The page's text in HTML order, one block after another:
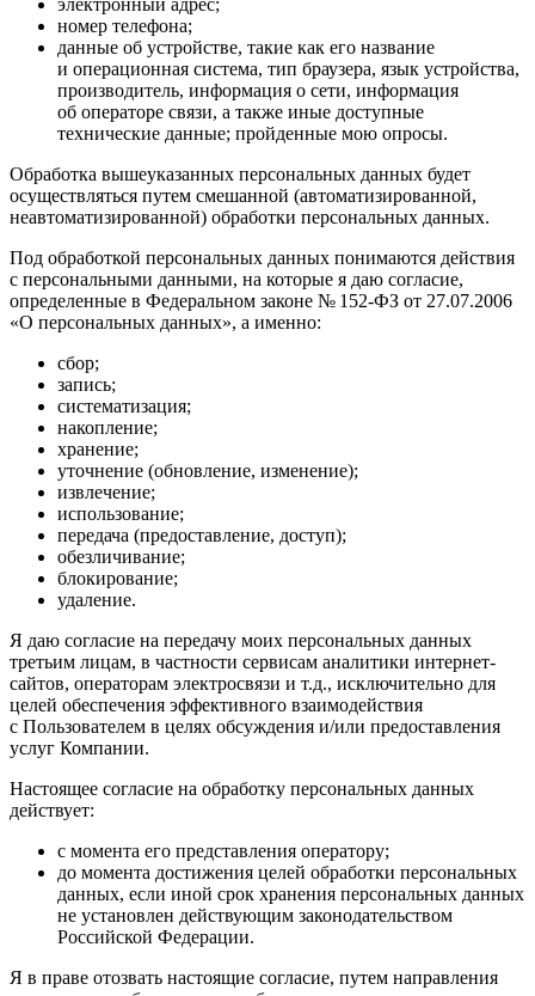
номер телефона;
данные об устройстве, такие как его название
и операционная система, тип браузера, язык устройства,
производитель, информация о сети, информация
об операторе связи, а также иные доступные
технические данные; пройденные мою опросы.
Обработка вышеуказанных персональных данных будет
осуществляться путем смешанной (автоматизированной,
неавтоматизированной) обработки персональных данных.
Под обработкой персональных данных понимаются действия
с персональными данными, на которые я даю согласие,
определенные в Федеральном законе № 152-ФЗ от 27.07.2006
«О персональных данных», а именно:
сбор;
запись;
систематизация;
накопление;
хранение;
уточнение (обновление, изменение);
извлечение;
использование;
передача (предоставление, доступ);
обезличивание;
блокирование;
удаление.
Я даю согласие на передачу моих персональных данных
третьим лицам, в частности сервисам аналитики интернет-
сайтов, операторам электросвязи и т.д., исключительно для
целей обеспечения эффективного взаимодействия
с Пользователем в целях обсуждения и/или предоставления
услуг Компании.
Настоящее согласие на обработку персональных данных
действует:
с момента его представления оператору;
до момента достижения целей обработки персональных
данных, если иной срок хранения персональных данных
не установлен действующим законодательством
Российской Федерации.
Я в праве отозвать настоящие согласие, путем направления